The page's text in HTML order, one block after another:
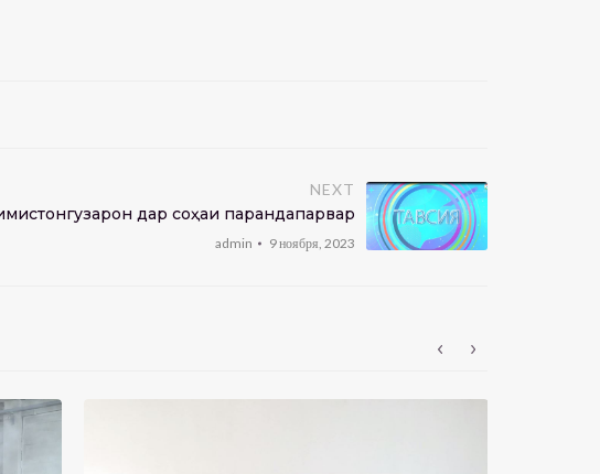
NEXT
дар соҳаи парандапарварӣ
admin 9 ноября, 2023